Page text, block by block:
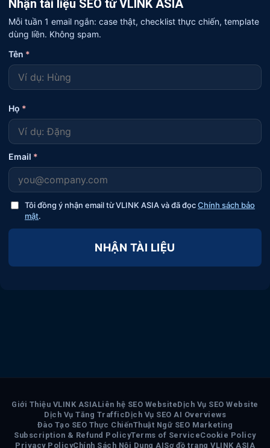
Nhận tài liệu SEO từ VLINK ASIA
Mỗi tuần 1 email ngắn: case thật, checklist thực chiến, template
dùng liền. Không spam.
Tên *
Họ *
Email *
Tôi đồng ý nhận email từ VLINK ASIA và đã đọcChính sách bảo
mật.
NHẬN TÀI LIỆU
Giới Thiệu VLINK ASIALiên hệ SEO WebsiteDịch Vụ SEO Website
Dịch Vụ Tăng TrafficDịch Vụ SEO AI Overviews
Đào Tạo SEO Thực ChiếnThuật Ngữ SEO Marketing
Subscription & Refund PolicyTerms of ServiceCookie Policy
Privacy PolicyChính Sách Nội Dung AISơ đồ trang VLINK ASIA